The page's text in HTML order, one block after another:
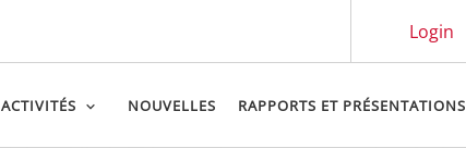
Login
ACTIVITÉS NOUVELLES RAPPORTS ET PRÉSENTATIONS